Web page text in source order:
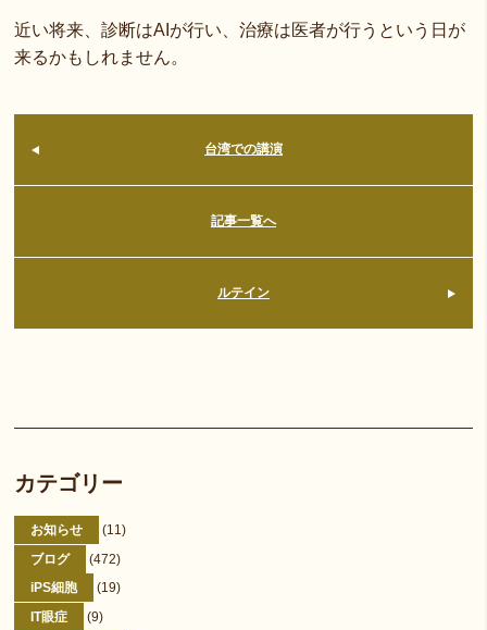
近い将来、診断はAIが行い、治療は医者が行うという日が
来るかもしれません。
台湾での講演
記事一覧へ
ルテイン
カテゴリー
お知らせ
(11)
ブログ
(472)
iPS細胞
(19)
IT眼症
(9)